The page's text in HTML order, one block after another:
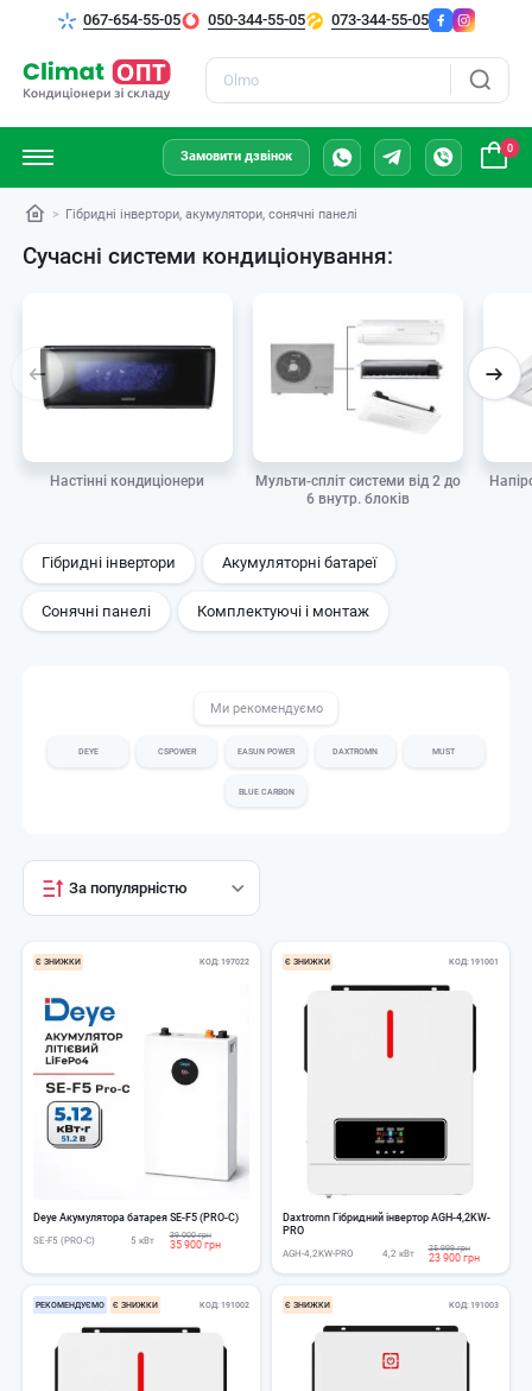
Пошук
067-654-55-05 050-344-55-05 073-344-55-05
Замовити дзвінок
0
Гібридні інвертори, акумулятори, сонячні панелі
Сучасні системи кондиціонування:
Настінні кондиціонери
Мульти-спліт системи від 2 до
6 внутр. блоків
Гібридні інвертори Акумуляторні батареї
Сонячні панелі Комплектуючі і монтаж
Ми рекомендуємо
DEYE CSPOWER EASUN POWER DAXTROMN MUST
BLUE CARBON
За популярністю
Є ЗНИЖКИ КОД 197022
Deye Акумулятора батарея SE-F5 (PRO-C)
SE-F5 (PRO-C) 5 кВт 39 000 грн
35 900 грн
Є ЗНИЖКИ КОД 191001
Daxtromn Гібридний інвертор AGH-4,2KW-
PRO
AGH-4,2KW-PRO 4,2 кВт 25 999 грн
23 900 грн
РЕКОМЕНДУЄМО Є ЗНИЖКИ КОД 191002 Є ЗНИЖКИ КОД 191003